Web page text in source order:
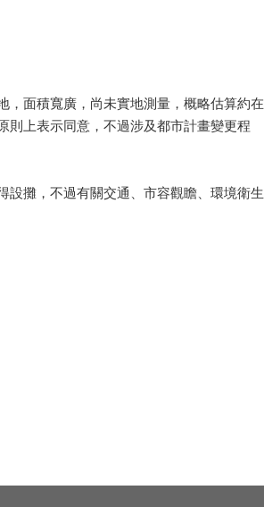
面積寬廣，尚未實地測量，概略估算約在
則上表示同意，不過涉及都市計畫變更程
攤，不過有關交通、市容觀瞻、環境衛生